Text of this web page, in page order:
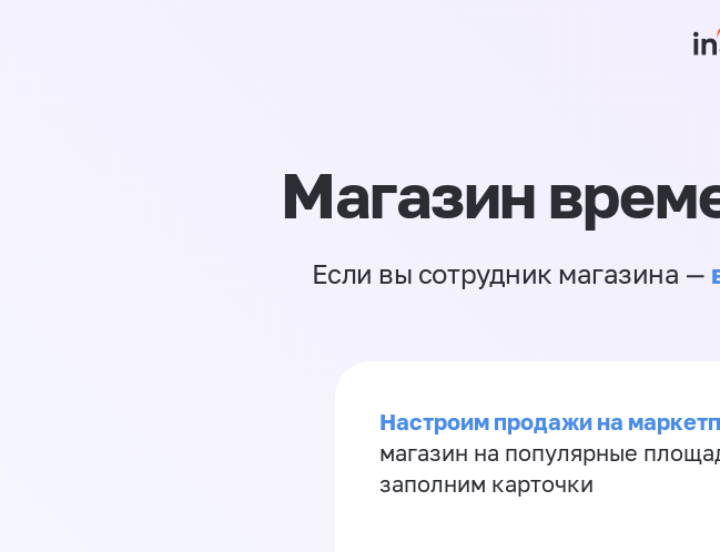
Магазин
Если вы сотрудник магазина —
Настроим продажи на
магазин на популярные
заполним карточки